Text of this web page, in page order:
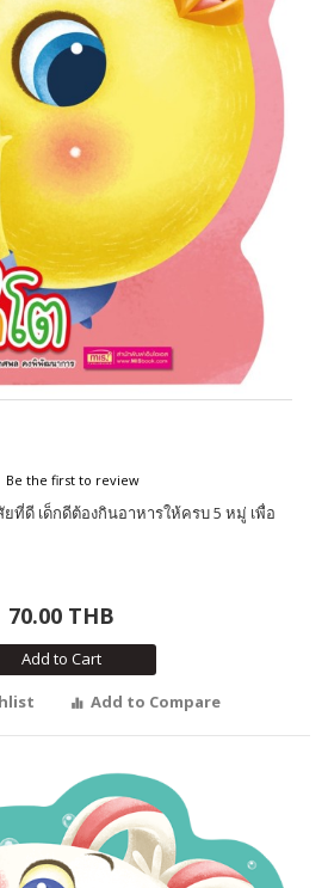
Be the first to review
ที่ดี เด็กดีต้องกินอาหารให้ครบ 5 หมู่ เพื่อ
70.00 THB
Add to Cart
Add to Compare